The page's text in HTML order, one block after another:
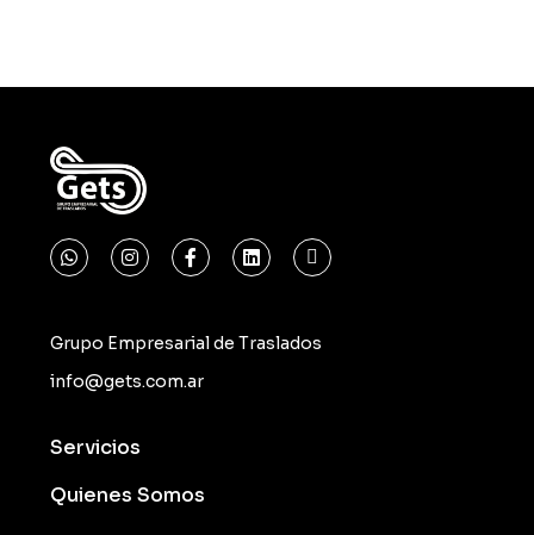
Grupo Empresarial de Traslados
info@gets.com.ar
Servicios
Quienes Somos